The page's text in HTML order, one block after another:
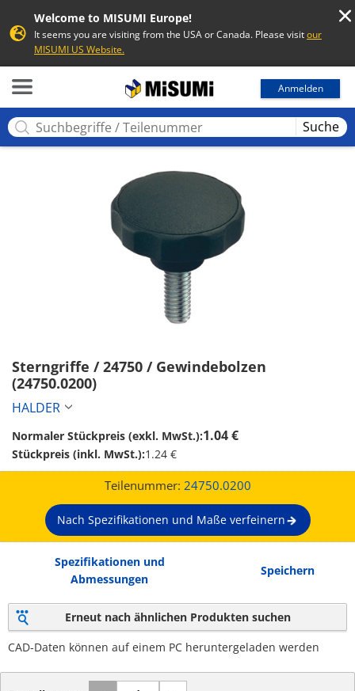
Welcome to MISUMI Europe!
It seems you are visiting from the USA or Canada. Please visitour
MISUMI US Website.
Anmelden
Suche
Sterngriffe / 24750 / Gewindebolzen
(24750.0200)
HALDER
Normaler Stückpreis (exkl. MwSt.):1.04 €
Stückpreis (inkl. MwSt.):1.24 €
Teilenummer: 24750.0200
Nach Spezifikationen und Maße verfeinern
Spezifikationen und
Abmessungen
Speichern
Erneut nach ähnlichen Produkten suchen
CAD-Daten können auf einem PC heruntergeladen werden